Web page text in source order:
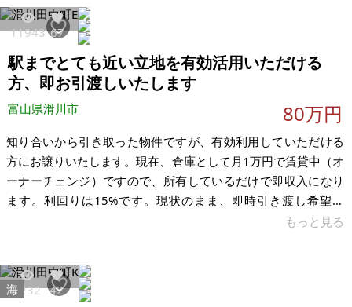
ィ 建物は昭和47年築の木造2階建てですが、直近まで人が住ん
でおり、さらに室内は広範囲にわたってしっかりとリフォーム
を施しています。玄関、廊下、階段下、2階の和室、クローゼッ
ト、そして室内洗濯機置き
11943 67
駅までとても近い立地を有効活用いただける
方、即お引渡しいたします
富山県滑川市 80万円
知り合いから引き取った物件ですが、有効利用していただける
方にお譲りいたします。現在、倉庫として月1万円で賃貸中（オ
ーナーチェンジ）ですので、所有しているだけで即収入になり
ます。利回りは15%です。現状のまま、即時引き渡し希望で
がなく、買ったその日からすぐに月1万円の収入が発生するのが
最大のメリットです。 滑川駅から徒歩5分と非常に利便性の良
もっと見る
6232 42
海